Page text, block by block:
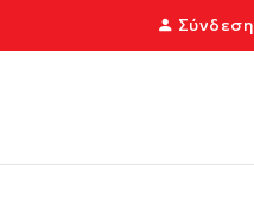
Σύνδεση